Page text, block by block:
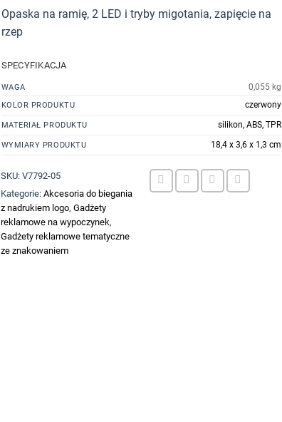
Opaska na ramię, 2 LED i tryby migotania, zapięcie na
rzep
SPECYFIKACJA
WAGA 0,055 kg
KOLOR PRODUKTU czerwony
MATERIAŁ PRODUKTU silikon, ABS, TPR
WYMIARY PRODUKTU 18,4 x 3,6 x 1,3 cm
SKU:V7792-05
Kategorie:Akcesoria do biegania
z nadrukiem logo,Gadżety
reklamowe na wypoczynek,
Gadżety reklamowe tematyczne
ze znakowaniem